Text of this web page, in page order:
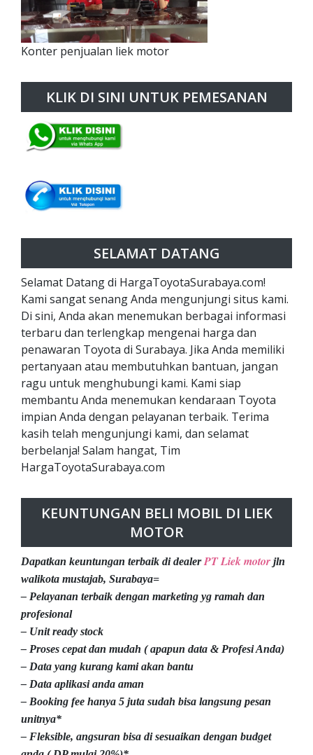
Konter penjualan liek motor
KLIK DI SINI UNTUK PEMESANAN
SELAMAT DATANG
Selamat Datang di HargaToyotaSurabaya.com!
Kami sangat senang Anda mengunjungi situs kami.
Di sini, Anda akan menemukan berbagai informasi
terbaru dan terlengkap mengenai harga dan
penawaran Toyota di Surabaya. Jika Anda memiliki
pertanyaan atau membutuhkan bantuan, jangan
ragu untuk menghubungi kami. Kami siap
membantu Anda menemukan kendaraan Toyota
impian Anda dengan pelayanan terbaik. Terima
kasih telah mengunjungi kami, dan selamat
berbelanja! Salam hangat, Tim
HargaToyotaSurabaya.com
KEUNTUNGAN BELI MOBIL DI LIEK
MOTOR
Dapatkan keuntungan terbaik di dealerPT Liek motor jln
walikota mustajab, Surabaya=
– Pelayanan terbaik dengan marketing yg ramah dan
profesional
– Unit ready stock
– Proses cepat dan mudah ( apapun data & Profesi Anda)
– Data yang kurang kami akan bantu
– Data aplikasi anda aman
– Booking fee hanya 5 juta sudah bisa langsung pesan
unitnya*
– Fleksible, angsuran bisa di sesuaikan dengan budget